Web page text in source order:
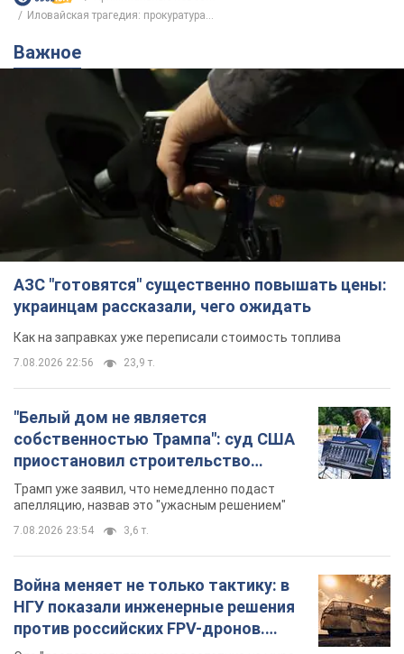
АЗС "готовятся" существенно повышать цены:
украинцам рассказали, чего ожидать
Как на заправках уже переписали стоимость топлива
7.08.2026 22:56
"Белый дом не является
собственностью Трампа": суд США
приостановил строительство
бального зала стоимостью 400 млн
Трамп уже заявил, что немедленно подаст
Война меняет не только тактику: в
НГУ показали инженерные решения
против российских FPV-дронов.
Фото
"Безумного Макса"